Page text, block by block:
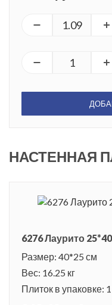
НАСТЕННАЯ
6276 Лаурито
Размер: 40*25 см
Вес: 16.25 кг
Плиток в упаковке: